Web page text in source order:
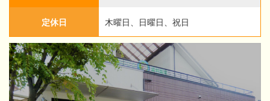
定休日 木曜日、日曜日、祝日